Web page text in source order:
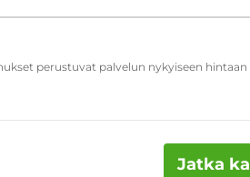
perustuvat palvelun nykyiseen hintaan
Jatka